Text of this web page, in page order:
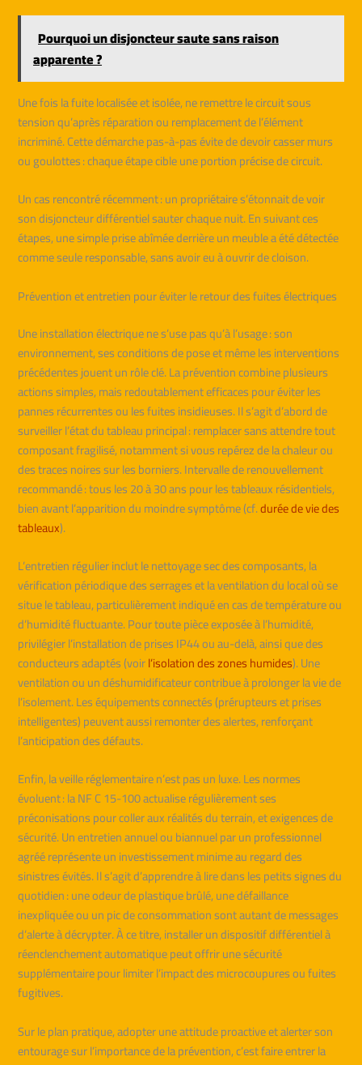
Pourquoi un disjoncteur saute sans raison
apparente ?
Une fois la fuite localisée et isolée, ne remettre le circuit sous
tension qu’après réparation ou remplacement de l’élément
incriminé. Cette démarche pas-à-pas évite de devoir casser murs
ou goulottes : chaque étape cible une portion précise de circuit.
Un cas rencontré récemment : un propriétaire s’étonnait de voir
son disjoncteur différentiel sauter chaque nuit. En suivant ces
étapes, une simple prise abîmée derrière un meuble a été détectée
comme seule responsable, sans avoir eu à ouvrir de cloison.
Prévention et entretien pour éviter le retour des fuites électriques
Une installation électrique ne s’use pas qu’à l’usage : son
environnement, ses conditions de pose et même les interventions
précédentes jouent un rôle clé. La prévention combine plusieurs
actions simples, mais redoutablement efficaces pour éviter les
pannes récurrentes ou les fuites insidieuses. Il s’agit d’abord de
surveiller l’état du tableau principal : remplacer sans attendre tout
composant fragilisé, notamment si vous repérez de la chaleur ou
des traces noires sur les borniers. Intervalle de renouvellement
recommandé : tous les 20 à 30 ans pour les tableaux résidentiels,
bien avant l’apparition du moindre symptôme (cf.durée de vie des
tableaux).
L’entretien régulier inclut le nettoyage sec des composants, la
vérification périodique des serrages et la ventilation du local où se
situe le tableau, particulièrement indiqué en cas de température ou
d’humidité fluctuante. Pour toute pièce exposée à l’humidité,
privilégier l’installation de prises IP44 ou au-delà, ainsi que des
conducteurs adaptés (voirl’isolation des zones humides). Une
ventilation ou un déshumidificateur contribue à prolonger la vie de
l’isolement. Les équipements connectés (prérupteurs et prises
intelligentes) peuvent aussi remonter des alertes, renforçant
l’anticipation des défauts.
Enfin, la veille réglementaire n’est pas un luxe. Les normes
évoluent : la NF C 15-100 actualise régulièrement ses
préconisations pour coller aux réalités du terrain, et exigences de
sécurité. Un entretien annuel ou biannuel par un professionnel
agréé représente un investissement minime au regard des
sinistres évités. Il s’agit d’apprendre à lire dans les petits signes du
quotidien : une odeur de plastique brûlé, une défaillance
inexpliquée ou un pic de consommation sont autant de messages
d’alerte à décrypter. À ce titre, installer un dispositif différentiel à
réenclenchement automatique peut offrir une sécurité
supplémentaire pour limiter l’impact des microcoupures ou fuites
fugitives.
Sur le plan pratique, adopter une attitude proactive et alerter son
entourage sur l’importance de la prévention, c’est faire entrer la